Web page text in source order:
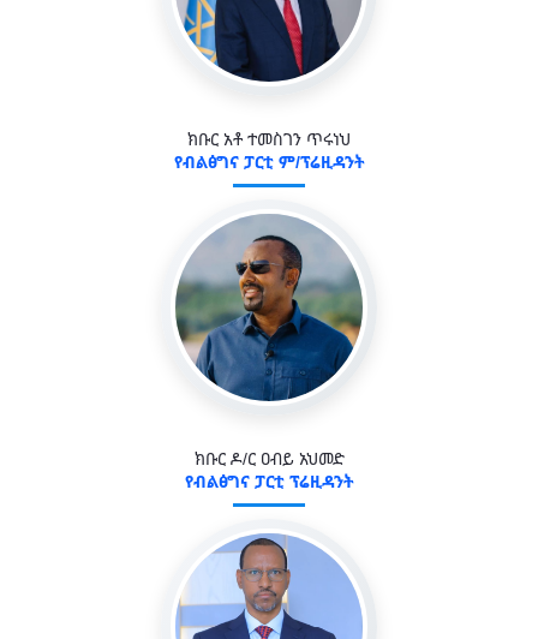
ክቡር አቶ ተመስገን ጥሩነህ
የብልፅግና ፓርቲ ም/ፕሬዚዳንት
ክቡር ዶ/ር ዐብይ አህመድ
የብልፅግና ፓርቲ ፕሬዚዳንት